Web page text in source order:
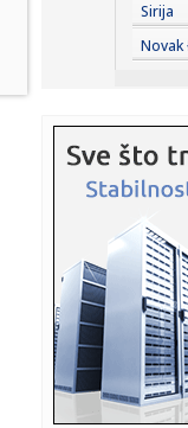
07:08:
07:07:
07:03:
Vučiće...
07:03:
putnika,...
07:03:
Rusima...
07:03:
Sirija